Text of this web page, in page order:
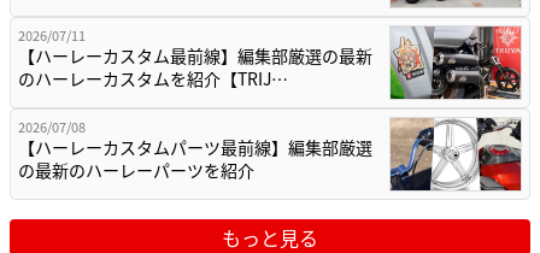
2026/07/11
【ハーレーカスタム最前線】編集部厳選の最新
のハーレーカスタムを紹介【TRIJ…
2026/07/08
【ハーレーカスタムパーツ最前線】編集部厳選
の最新のハーレーパーツを紹介
もっと見る